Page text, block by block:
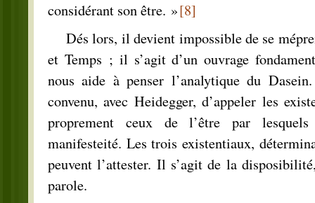
considérant son être. »[8]
Dés lors, il devient impossible de se
et Temps ; il s’agit d’un ouvrage
nous aide à penser l’analytique du
convenu, avec Heidegger, d’appeler les
proprement ceux de l’être par
manifesteité. Les trois existentiaux,
peuvent l’attester. Il s’agit de la
parole.